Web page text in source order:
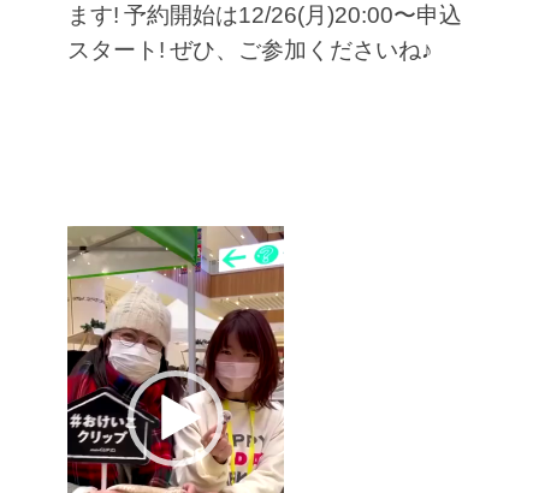
ます! 予約開始は12/26(月)20:00〜申込
スタート! ぜひ、ご参加くださいね♪
動
画
プ
レ
ー
ヤ
ー